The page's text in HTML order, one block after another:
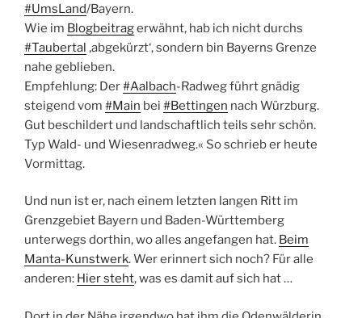
#UmsLand/Bayern.
Wie im Blogbeitragerwähnt, hab ich nicht durchs
#Taubertal ‚abgekürzt‘, sondern bin Bayerns Grenze
nahe geblieben.
Empfehlung: Der#Aalbach-Radweg führt gnädig
steigend vom #Main bei #Bettingen nach Würzburg.
Gut beschildert und landschaftlich teils sehr schön.
Typ Wald- und Wiesenradweg.« So schrieb er heute
Vormittag.
Und nun ist er, nach einem letzten langen Ritt im
Grenzgebiet Bayern und Baden-Württemberg
unterwegs dorthin, wo alles angefangen hat. Beim
Manta-Kunstwerk. Wer erinnert sich noch? Für alle
anderen: Hier steht, was es damit auf sich hat …